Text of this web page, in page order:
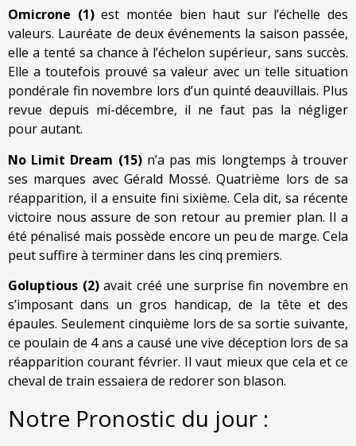
Omicrone (1)est montée bien haut sur l’échelle des
valeurs. Lauréate de deux événements la saison passée,
elle a tenté sa chance à l’échelon supérieur, sans succès.
Elle a toutefois prouvé sa valeur avec un telle situation
pondérale fin novembre lors d’un quinté deauvillais. Plus
revue depuis mi-décembre, il ne faut pas la négliger
pour autant.
No Limit Dream (15)n’a pas mis longtemps à trouver
ses marques avec Gérald Mossé. Quatrième lors de sa
réapparition, il a ensuite fini sixième. Cela dit, sa récente
victoire nous assure de son retour au premier plan. Il a
été pénalisé mais possède encore un peu de marge. Cela
peut suffire à terminer dans les cinq premiers.
Goluptious (2)avait créé une surprise fin novembre en
s’imposant dans un gros handicap, de la tête et des
épaules. Seulement cinquième lors de sa sortie suivante,
ce poulain de 4 ans a causé une vive déception lors de sa
réapparition courant février. Il vaut mieux que cela et ce
cheval de train essaiera de redorer son blason.
Notre Pronostic du jour :